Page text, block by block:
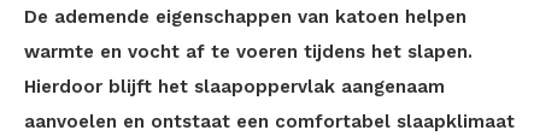
De ademende eigenschappen van katoen helpen
warmte en vocht af te voeren tijdens het slapen.
Hierdoor blijft het slaapoppervlak aangenaam
aanvoelen en ontstaat een comfortabel slaapklimaat